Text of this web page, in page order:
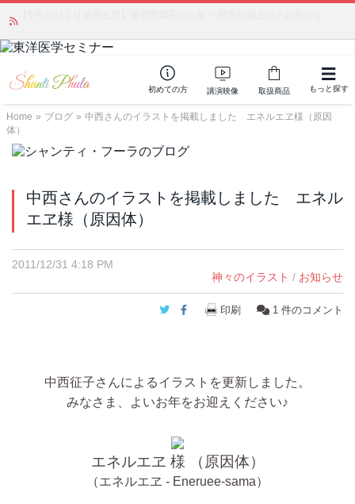
初めての方 講演映像 取扱商品 もっと探す
Home » ブログ » 中西さんのイラストを掲載しました エネルエヱ様（原因
体）
中西さんのイラストを掲載しました エネル
エヱ様（原因体）
2011/12/31 4:18 PM
神々のイラスト / お知らせ
Twitter
Facebook
印刷 1 件のコメント
中西征子さんによるイラストを更新しました。
みなさま、よいお年をお迎えください♪
エネルエヱ 様 （原因体）
（エネルエヱ - Eneruee-sama）